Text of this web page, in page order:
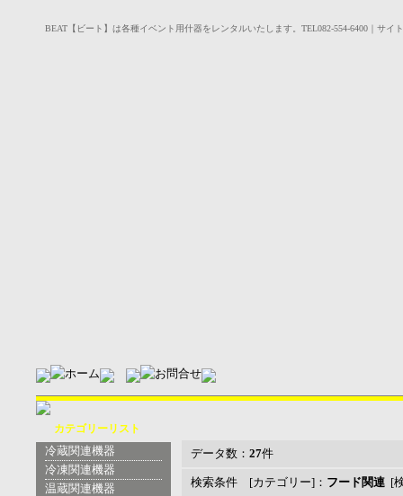
BEAT【ビート】は各種イベント用什器をレンタルいたします。TEL082-554-6400｜サイ
カテゴリーリスト
冷蔵関連機器
冷凍関連機器
温蔵関連機器
データ数： 27件
検索条件 [カテゴリー]： フード関連 [